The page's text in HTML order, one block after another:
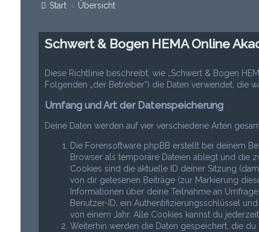
Start Übersicht
Schwert & Bogen HEMA Online
Diese Richtlinie beschreibt, wie „Schwert & Bogen
Folgenden „der Betreiber“) die Daten verwendet, die
Umfang und Art der Datenspeicherung
Deine Daten werden auf vier verschiedene Arten
Die Forensoftware phpBB erstellt bei deinem
Browser als temporäre Dateien ablegt und die
Cookies sind die aktuelle ID deiner Sitzung
von dir gelesenen Beiträge (zur Markierung
Informationen über deine Teilnahme an
Benutzer-ID, ein Authentifizierungsschlüssel
von einem Jahr. Alle Cookies kannst du
Weiterhin werden die Daten gespeichert, die